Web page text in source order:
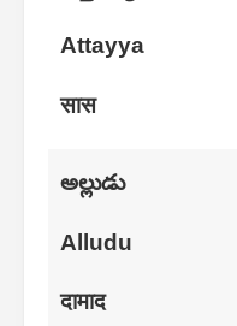
Attayya
सास
అల్లుడు
Alludu
दामाद